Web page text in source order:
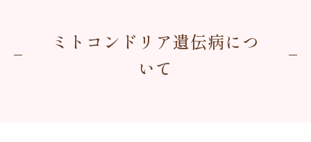
ミトコンドリア遺伝病につ
いて